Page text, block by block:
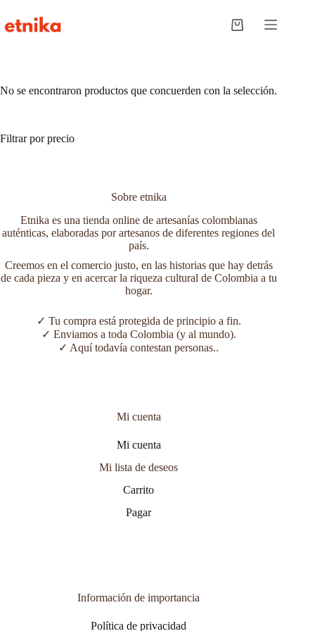
contenido
Carro
No se encontraron productos que concuerden con la selección.
Filtrar por precio
Sobre etnika
Etnika es una tienda online de artesanías colombianas
auténticas, elaboradas por artesanos de diferentes regiones del
país.
Creemos en el comercio justo, en las historias que hay detrás
de cada pieza y en acercar la riqueza cultural de Colombia a tu
hogar.
✓ Tu compra está protegida de principio a fin.
✓ Enviamos a toda Colombia (y al mundo).
✓ Aquí todavía contestan personas..
Mi cuenta
Mi cuenta
Mi lista de deseos
Carrito
Pagar
Información de importancia
Política de privacidad